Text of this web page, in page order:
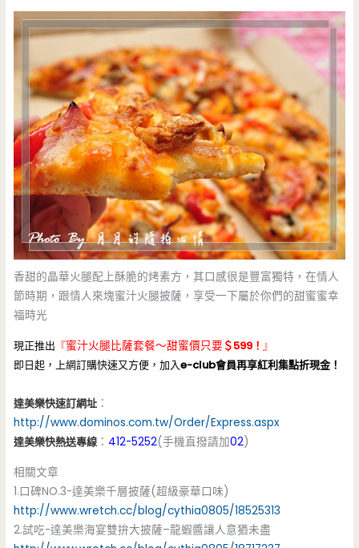
香甜的晶華火腿配上酥脆的烤素方，其口感很是豐富獨特，在情人
節時期，跟情人來塊蜜汁火腿披薩，享受一下屬於你們的甜蜜蜜幸
福時光
現正推出 『蜜汁火腿比薩套餐～甜蜜價只要 ＄599！』
即日起，上網訂購快速又方便，加入e-club會員再享紅利集點折現金！
達美樂快速訂網址 ：
http://www.dominos.com.tw/Order/Express.aspx
達美樂快熱送專線 ： 412-5252(手機直撥請加02)
相關文章
1.口碑NO.3-達美樂千層披薩(超級豪華口味)
http://www.wretch.cc/blog/cythia0805/18525313
2.試吃-達美樂海宴雙拚大披薩–龍蝦醬讓人意猶未盡